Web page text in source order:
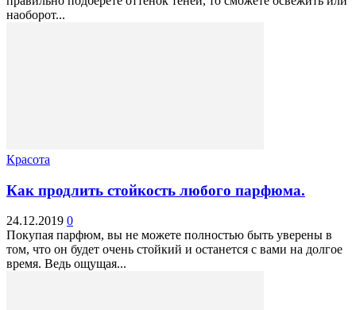
наоборот...
Красота
Как продлить стойкость любого парфюма.
24.12.2019 0
Покупая парфюм, вы не можете полностью быть уверены в
том, что он будет очень стойкий и останется с вами на долгое
время. Ведь ощущая...